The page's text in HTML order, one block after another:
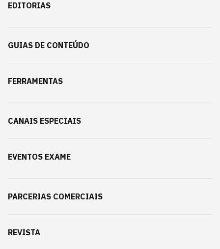
EDITORIAS
GUIAS DE CONTEÚDO
FERRAMENTAS
CANAIS ESPECIAIS
EVENTOS EXAME
PARCERIAS COMERCIAIS
REVISTA